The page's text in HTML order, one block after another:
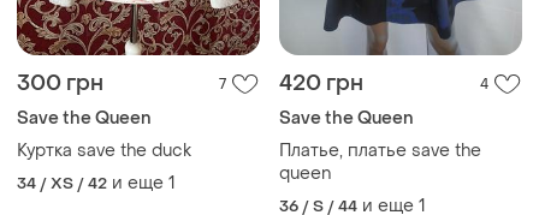
300 грн 7
Save the Queen
Куртка save the duck
34 / XS / 42 и еще 1
420 грн 4
Save the Queen
Платье, платье save the
queen
36 / S / 44 и еще 1